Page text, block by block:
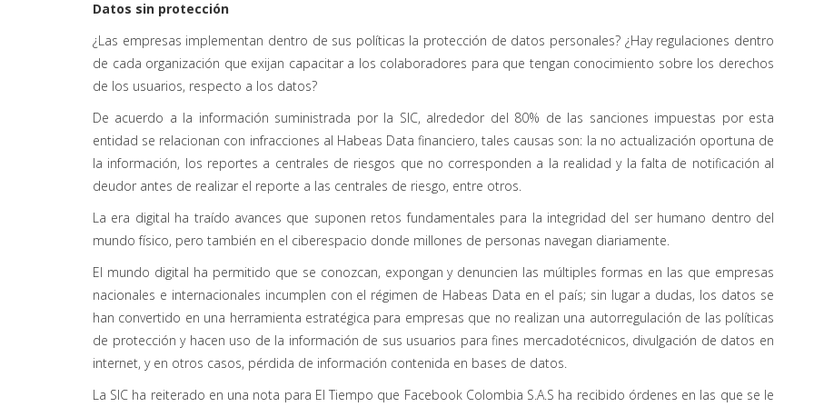
Datos sin protección
¿Las empresas implementan dentro de sus políticas la protección de datos personales? ¿Hay regulaciones dentro
de cada organización que exijan capacitar a los colaboradores para que tengan conocimiento sobre los derechos
de los usuarios, respecto a los datos?
De acuerdo a la información suministrada por la SIC, alrededor del 80% de las sanciones impuestas por esta
entidad se relacionan con infracciones al Habeas Data financiero, tales causas son: la no actualización oportuna de
la información, los reportes a centrales de riesgos que no corresponden a la realidad y la falta de notificación al
deudor antes de realizar el reporte a las centrales de riesgo, entre otros.
La era digital ha traído avances que suponen retos fundamentales para la integridad del ser humano dentro del
mundo físico, pero también en el ciberespacio donde millones de personas navegan diariamente.
El mundo digital ha permitido que se conozcan, expongan y denuncien las múltiples formas en las que empresas
nacionales e internacionales incumplen con el régimen de Habeas Data en el país; sin lugar a dudas, los datos se
han convertido en una herramienta estratégica para empresas que no realizan una autorregulación de las políticas
de protección y hacen uso de la información de sus usuarios para fines mercadotécnicos, divulgación de datos en
internet, y en otros casos, pérdida de información contenida en bases de datos.
La SIC ha reiterado en una nota para El Tiempo que Facebook Colombia S.A.S ha recibido órdenes en las que se le